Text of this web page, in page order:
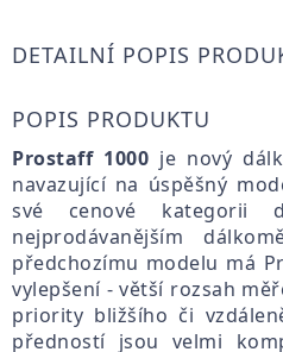
DETAILNÍ POPIS
POPIS PRODUKTU
Prostaff 1000 je nový
navazující na úspěšný
své cenové kategorii
nejprodávanějším
předchozímu modelu má
vylepšení - větší rozsah
priority bližšího či
předností jsou velmi